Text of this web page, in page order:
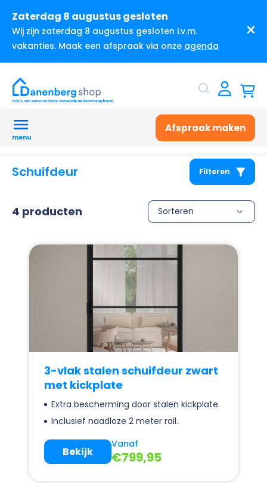
Zaterdag 8 augustus gesloten
Wij zijn zaterdag 8 augustus gesloten i.v.m.
vakanties. Maak een afspraak via onze agenda
menu
Afspraak maken
Schuifdeur Filteren
4 producten
3-vlak stalen schuifdeur zwart
met kickplate
Extra bescherming door stalen kickplate.
Inclusief naadloze 2 meter rail.
Vanaf
€799,95
Bekijk